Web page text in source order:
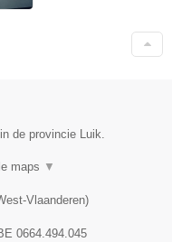
de provincie Luik.
maps ▼
Vlaanderen)
0664.494.045